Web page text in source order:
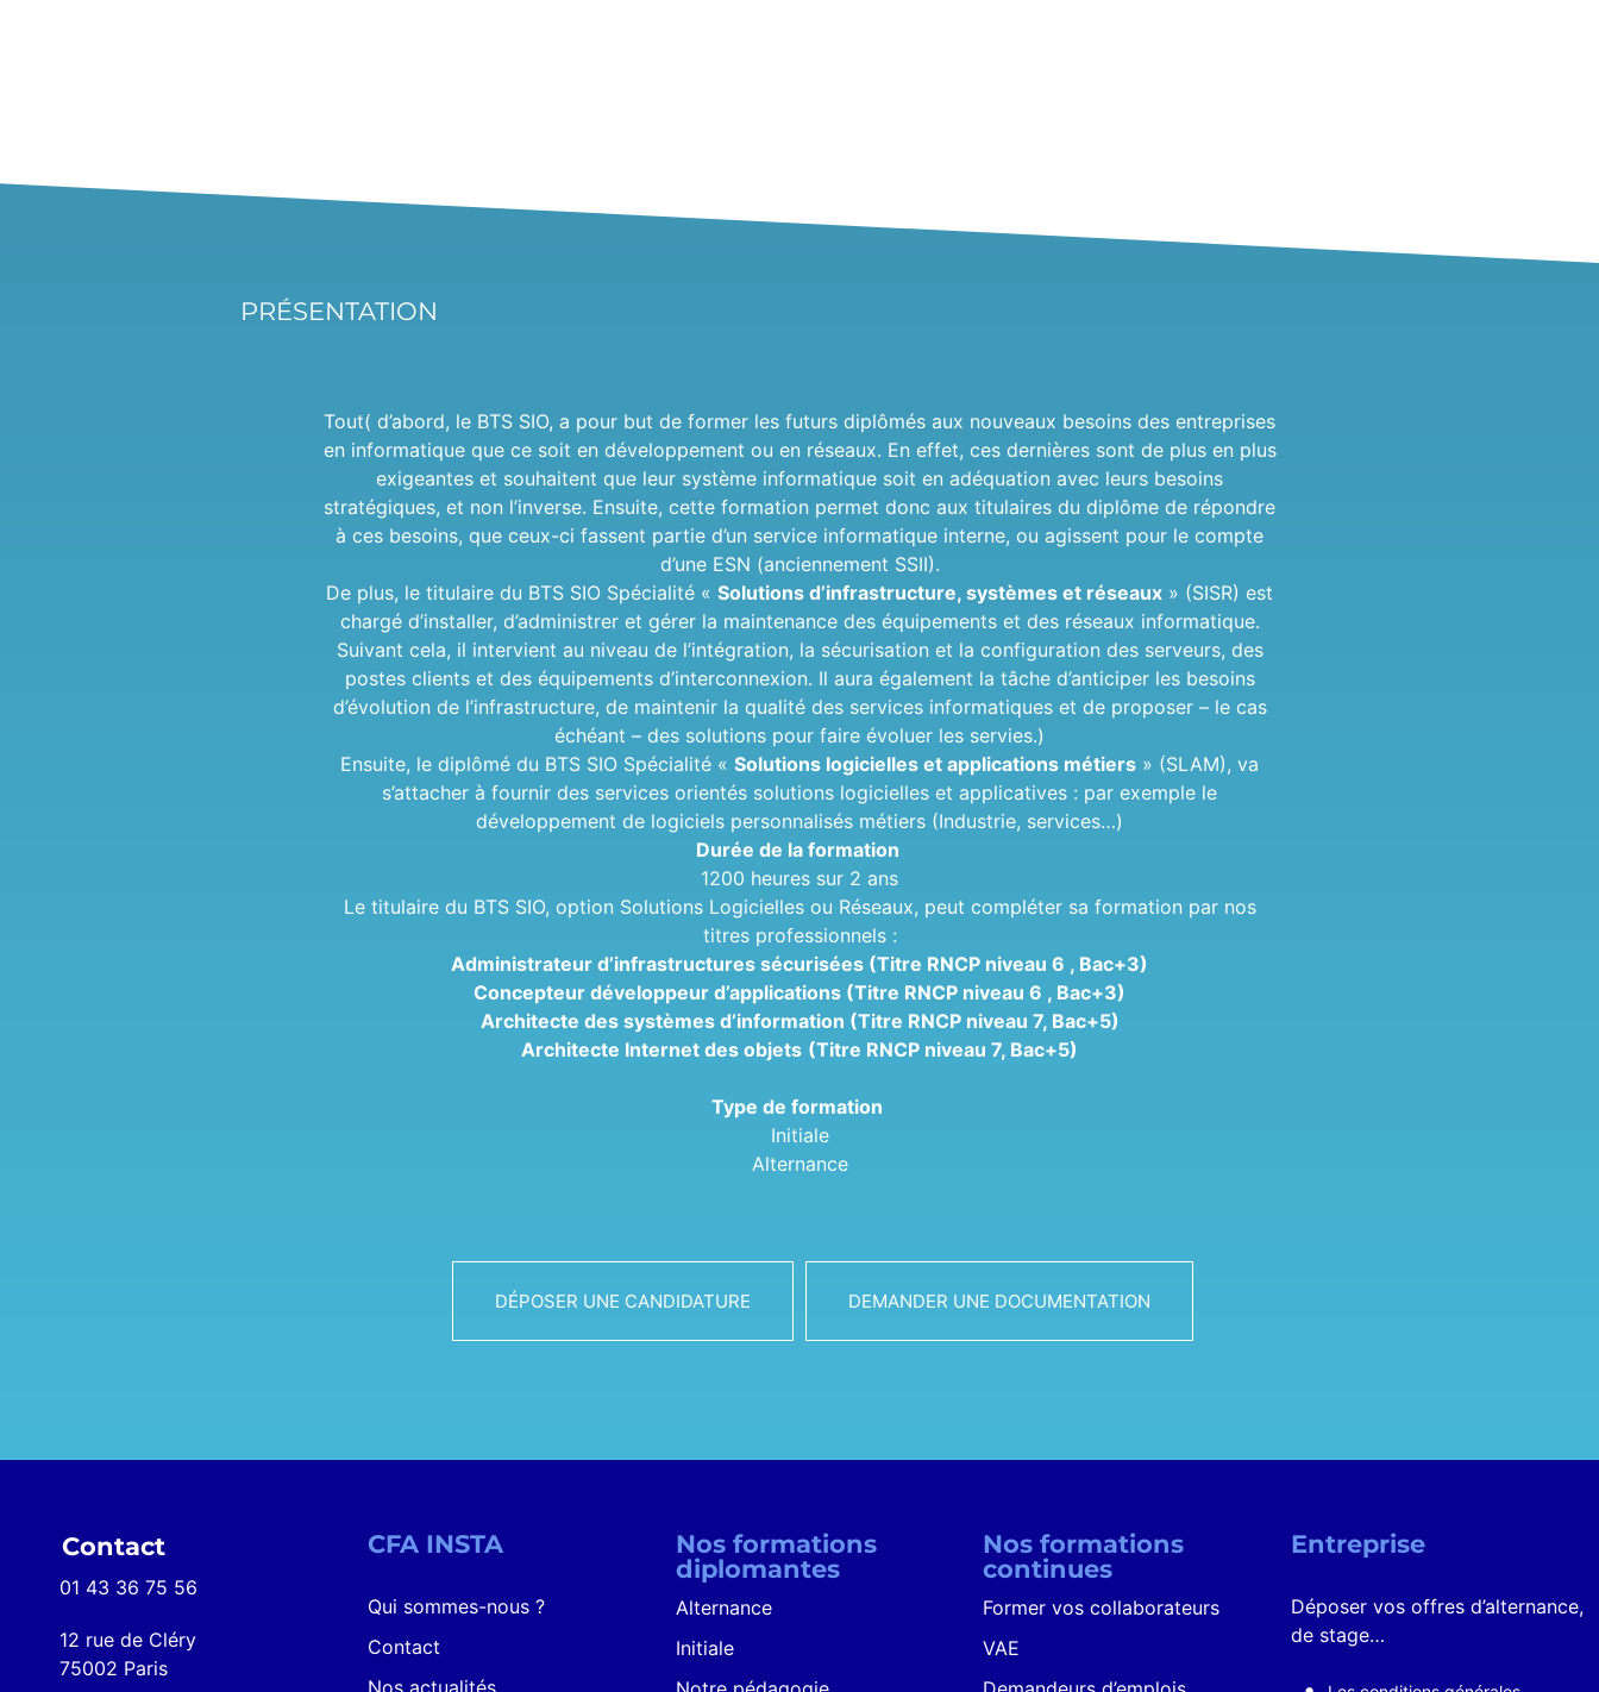
PRÉSENTATION
Tout( d’abord, le BTS SIO, a pour but de former les futurs diplômés aux nouveaux besoins des entreprises
en informatique que ce soit en développement ou en réseaux. En effet, ces dernières sont de plus en plus
exigeantes et souhaitent que leur système informatique soit en adéquation avec leurs besoins
stratégiques, et non l’inverse. Ensuite, cette formation permet donc aux titulaires du diplôme de répondre
à ces besoins, que ceux-ci fassent partie d’un service informatique interne, ou agissent pour le compte
d’une ESN (anciennement SSII).
De plus, le titulaire du BTS SIO Spécialité « Solutions d’infrastructure, systèmes et réseaux » (SISR) est
chargé d’installer, d’administrer et gérer la maintenance des équipements et des réseaux informatique.
Suivant cela, il intervient au niveau de l’intégration, la sécurisation et la configuration des serveurs, des
postes clients et des équipements d’interconnexion. Il aura également la tâche d’anticiper les besoins
d’évolution de l’infrastructure, de maintenir la qualité des services informatiques et de proposer – le cas
échéant – des solutions pour faire évoluer les servies.)
Ensuite, le diplômé du BTS SIO Spécialité « Solutions logicielles et applications métiers » (SLAM), va
s’attacher à fournir des services orientés solutions logicielles et applicatives : par exemple le
développement de logiciels personnalisés métiers (Industrie, services…)
Durée de la formation
1200 heures sur 2 ans
Le titulaire du BTS SIO, option Solutions Logicielles ou Réseaux, peut compléter sa formation par nos
titres professionnels :
Administrateur d’infrastructures sécurisées (Titre RNCP niveau 6 , Bac+3)
Concepteur développeur d’applications (Titre RNCP niveau 6 , Bac+3)
Architecte des systèmes d’information (Titre RNCP niveau 7, Bac+5)
Architecte Internet des objets (Titre RNCP niveau 7, Bac+5)
Type de formation
Initiale
Alternance
DÉPOSER UNE CANDIDATURE DEMANDER UNE DOCUMENTATION
Contact
01 43 36 75 56
12 rue de Cléry
75002 Paris
CFA INSTA
Qui sommes-nous ?
Contact
Nos formations
diplomantes
Alternance
Initiale
Nos formations
continues
Former vos collaborateurs
VAE
Entreprise
Déposer vos offres d’alternance,
de stage…